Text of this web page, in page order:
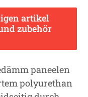
artikel
zubehör
paneelen
polyurethan